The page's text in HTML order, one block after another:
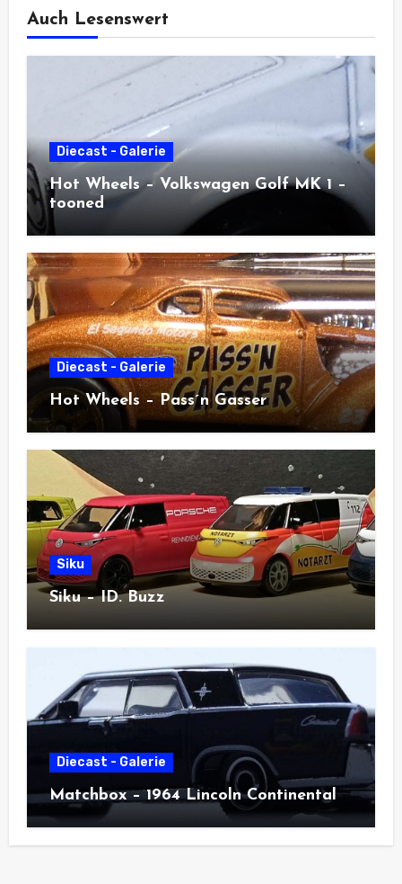
Auch Lesenswert
Diecast - Galerie
Hot Wheels – Volkswagen Golf MK 1 –
tooned
Diecast - Galerie
Hot Wheels – Pass´n Gasser
Siku
Siku – ID. Buzz
Diecast - Galerie
Matchbox – 1964 Lincoln Continental